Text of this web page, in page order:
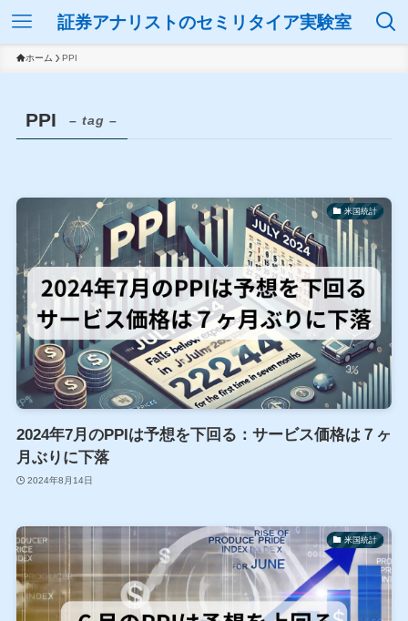
証券アナリストのセミリタイア実験室
ホーム PPI
PPI – tag –
米国統計
2024年7月のPPIは予想を下回る：サービス価格は７ヶ
月ぶりに下落
2024年8月14日
米国統計